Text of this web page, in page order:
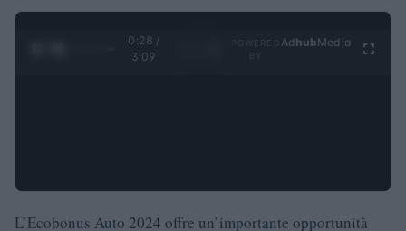
0:29 /
3:09
Ad hubMedia
L’Ecobonus Auto 2024 offre un’importante opportunità